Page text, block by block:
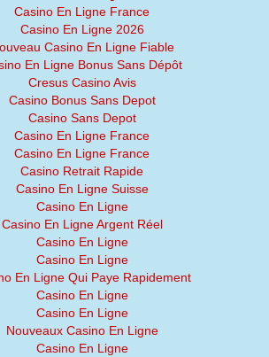
Casino En Ligne France
Casino En Ligne 2026
Casino En Ligne Fiable
En Ligne Bonus Sans Dépôt
Cresus Casino Avis
Casino Bonus Sans Depot
Casino Sans Depot
Casino En Ligne France
Casino En Ligne France
Casino Retrait Rapide
Casino En Ligne Suisse
Casino En Ligne
Casino En Ligne Argent Réel
Casino En Ligne
Casino En Ligne
En Ligne Qui Paye Rapidement
Casino En Ligne
Casino En Ligne
Nouveaux Casino En Ligne
Casino En Ligne